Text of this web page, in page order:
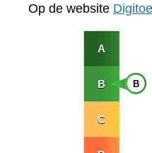
Op de website